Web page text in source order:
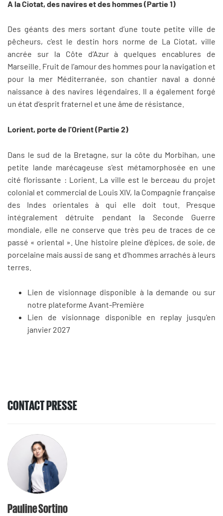
A la Ciotat, des navires et des hommes (Partie 1)
Des géants des mers sortant d’une toute petite ville de
pêcheurs, c’est le destin hors norme de La Ciotat, ville
ancrée sur la Côte d’Azur à quelques encablures de
Marseille. Fruit de l’amour des hommes pour la navigation et
pour la mer Méditerranée, son chantier naval a donné
naissance à des navires légendaires. Il a également forgé
un état d’esprit fraternel et une âme de résistance.
Lorient, porte de l'Orient (Partie 2)
Dans le sud de la Bretagne, sur la côte du Morbihan, une
petite lande marécageuse s'est métamorphosée en une
cité florissante : Lorient. La ville est le berceau du projet
colonial et commercial de Louis XIV, la Compagnie française
des Indes orientales à qui elle doit tout. Presque
intégralement détruite pendant la Seconde Guerre
mondiale, elle ne conserve que très peu de traces de ce
passé « oriental ». Une histoire pleine d’épices, de soie, de
porcelaine mais aussi de sang et d’hommes arrachés à leurs
terres.
Lien de visionnage disponible à la demande ou sur
notre plateforme Avant-Première
Lien de visionnage disponible en replay jusqu'en
janvier 2027
CONTACT PRESSE
Pauline Sortino